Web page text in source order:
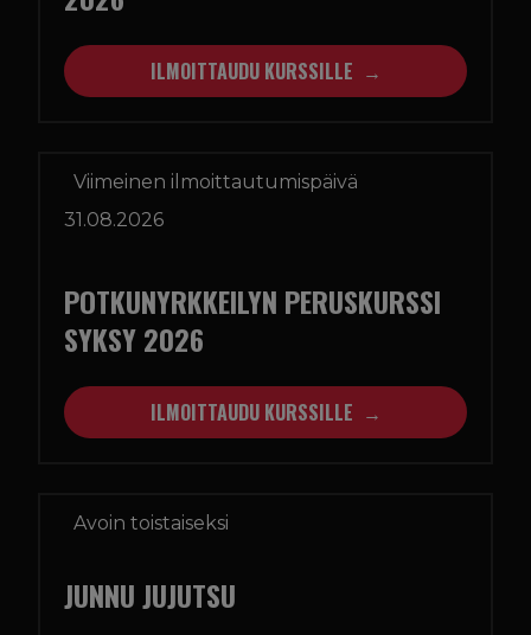
ILMOITTAUDU KURSSILLE
Viimeinen ilmoittautumispäivä
31.08.2026
POTKUNYRKKEILYN PERUSKURSSI
SYKSY 2026
ILMOITTAUDU KURSSILLE
Avoin toistaiseksi
JUNNU JUJUTSU